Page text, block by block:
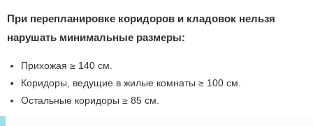
При перепланировке коридоров и кладовок нельзя
нарушать минимальные размеры:
Прихожая ≥ 140 см.
Коридоры, ведущие в жилые комнаты ≥ 100 см.
Остальные коридоры ≥ 85 см.